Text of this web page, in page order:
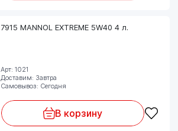
7915 MANNOL EXTREME 5W40 4 л.
Арт: 1021
Доставим: Завтра
Самовывоз: Сегодня
В корзину